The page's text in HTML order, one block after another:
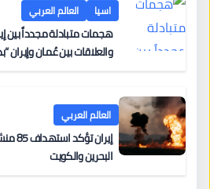
اسيا العالم العربي
هجمات متبادلة مجدداً بين
والعلاقات بين عُمان وإيران
العالم العربي
البحرين والكويت